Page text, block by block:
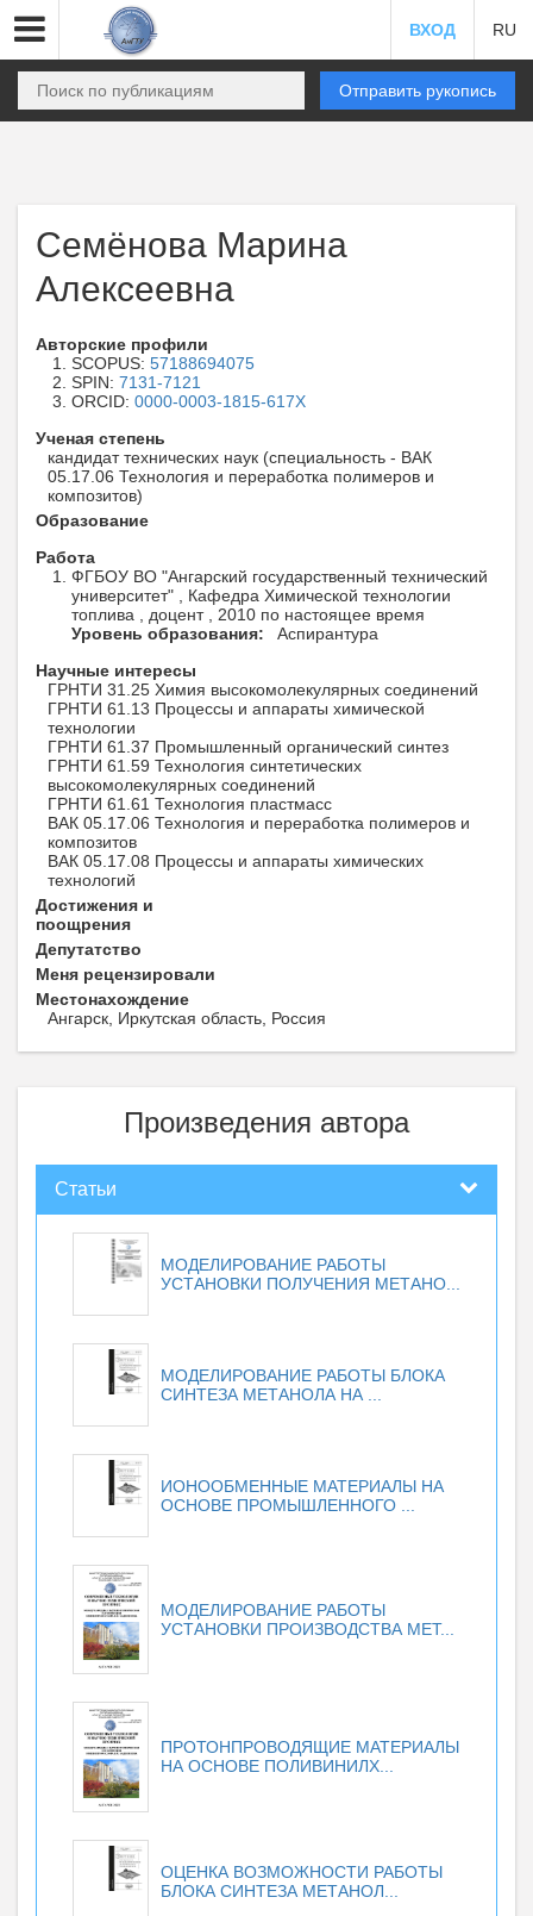
ВХОД RU
Отправить рукопись
Семёнова Марина
Алексеевна
Авторские профили
SCOPUS: 57188694075
SPIN: 7131-7121
ORCID: 0000-0003-1815-617X
Ученая степень
кандидат технических наук (специальность - ВАК
05.17.06 Технология и переработка полимеров и
композитов)
Образование
Работа
ФГБОУ ВО "Ангарский государственный технический
университет" , Кафедра Химической технологии
топлива , доцент , 2010 по настоящее время
Уровень образования:
Аспирантура
Научные интересы
ГРНТИ 31.25 Химия высокомолекулярных соединений
ГРНТИ 61.13 Процессы и аппараты химической
технологии
ГРНТИ 61.37 Промышленный органический синтез
ГРНТИ 61.59 Технология синтетических
высокомолекулярных соединений
ГРНТИ 61.61 Технология пластмасс
ВАК 05.17.06 Технология и переработка полимеров и
композитов
ВАК 05.17.08 Процессы и аппараты химических
технологий
Достижения и
поощрения
Депутатство
Меня рецензировали
Местонахождение
Ангарск, Иркутская область, Россия
Произведения автора
Статьи
МОДЕЛИРОВАНИЕ РАБОТЫ
УСТАНОВКИ ПОЛУЧЕНИЯ МЕТАНО...
МОДЕЛИРОВАНИЕ РАБОТЫ БЛОКА
СИНТЕЗА МЕТАНОЛА НА ...
ИОНООБМЕННЫЕ МАТЕРИАЛЫ НА
ОСНОВЕ ПРОМЫШЛЕННОГО ...
МОДЕЛИРОВАНИЕ РАБОТЫ
УСТАНОВКИ ПРОИЗВОДСТВА МЕТ...
ПРОТОНПРОВОДЯЩИЕ МАТЕРИАЛЫ
НА ОСНОВЕ ПОЛИВИНИЛХ...
ОЦЕНКА ВОЗМОЖНОСТИ РАБОТЫ
БЛОКА СИНТЕЗА МЕТАНОЛ...